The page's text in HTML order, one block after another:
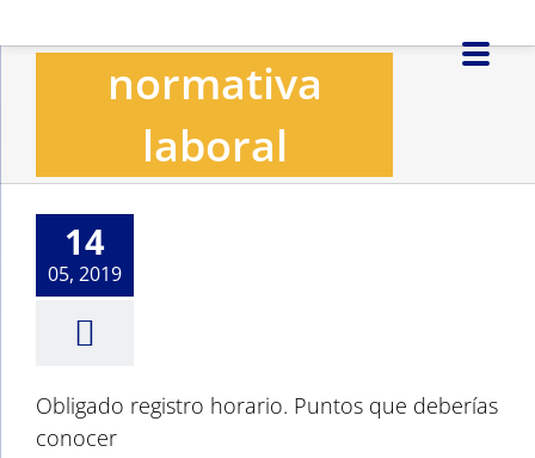
al
normativa
laboral
14
05, 2019
Obligado registro
horario. Puntos que
Obligado registro horario. Puntos que deberías
conocer